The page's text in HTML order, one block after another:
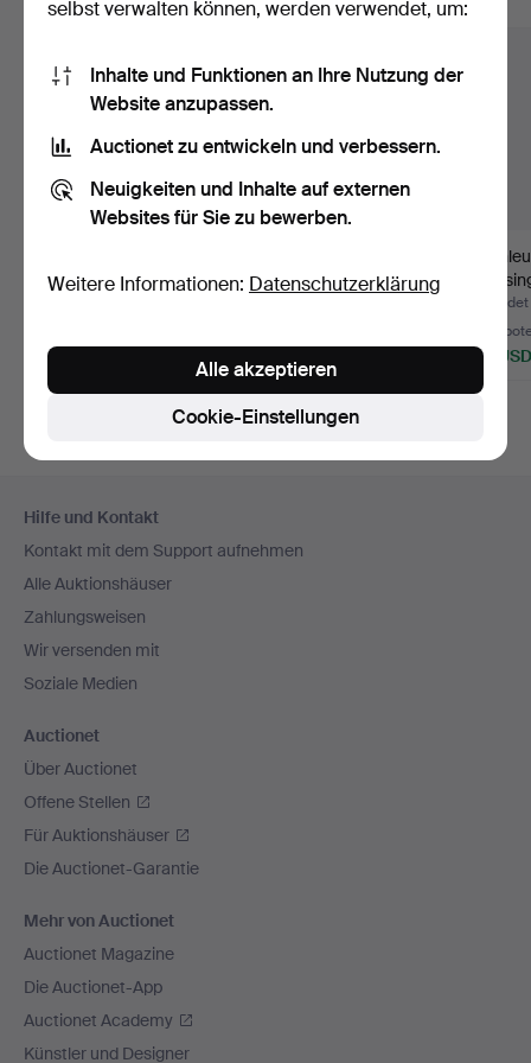
Messing, Prismen, 20.
43 USD
Messing und Glas, 20.
Boll…
3
53 USD
Navigation
Hilfe und Kontakt
Kontakt mit dem Support aufnehmen
Alle Auktionshäuser
Zahlungsweisen
Wir versenden mit
Soziale Medien
Auctionet
Über Auctionet
Offene Stellen
Für Auktionshäuser
Die Auctionet-Garantie
Mehr von Auctionet
Auctionet Magazine
Die Auctionet-App
Auctionet Academy
Künstler und Designer
selbst verwalten können, werden verwendet, um:
Inhalte und Funktionen an Ihre Nutzung der
Website anzupassen.
Auctionet zu entwickeln und verbessern.
Neuigkeiten und Inhalte auf externen
Websites für Sie zu bewerben.
Weitere Informationen: Datenschutzerklärung
Cookie-Einstellungen
Alle akzeptieren